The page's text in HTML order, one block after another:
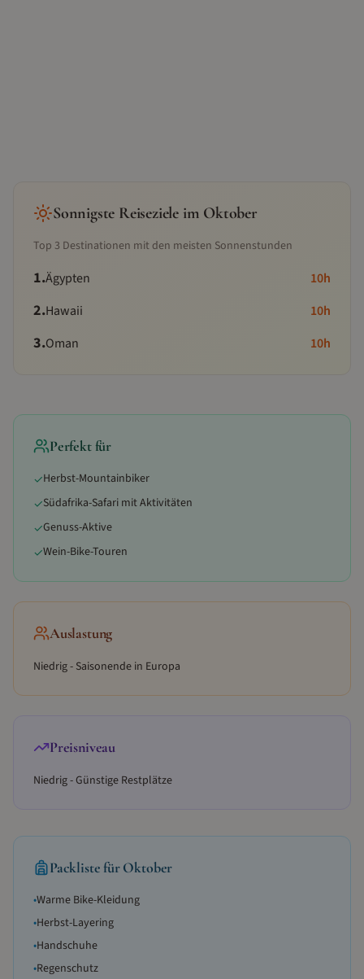
Sonnigste Reiseziele im Oktober
Top 3 Destinationen mit den meisten Sonnenstunden
1.Ägypten 10h
2.Hawaii 10h
3.Oman 10h
Perfekt für
✓Herbst-Mountainbiker
✓Südafrika-Safari mit Aktivitäten
✓Genuss-Aktive
✓Wein-Bike-Touren
Auslastung
Niedrig - Saisonende in Europa
Preisniveau
Niedrig - Günstige Restplätze
Packliste fürOktober
•Warme Bike-Kleidung
•Herbst-Layering
•Handschuhe
•Regenschutz